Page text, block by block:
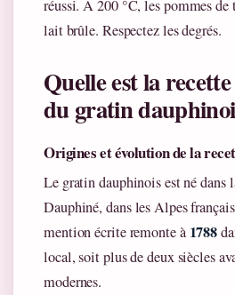
réussi. À 200 °C, les pommes
lait brûle. Respectez les degrés.
Quelle est la
du gratin
Origines et évolution de la
Le gratin dauphinois est né dans
Dauphiné, dans les Alpes
mention écrite remonte à 1788
local, soit plus de deux siècles
modernes.